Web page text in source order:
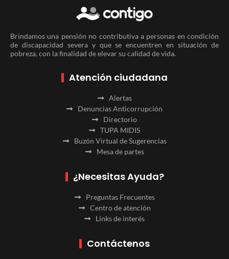
Brindamos una pensión no contributiva a personas en condición
de discapacidad severa y que se encuentren en situación de
pobreza, con la finalidad de elevar su calidad de vida.
Atención ciudadana
Alertas
Denuncias Anticorrupción
Directorio
TUPA MIDIS
Buzón Virtual de Sugerencias
Mesa de partes
¿Necesitas Ayuda?
Preguntas Frecuentes
Centro de atención
Links de interés
Contáctenos